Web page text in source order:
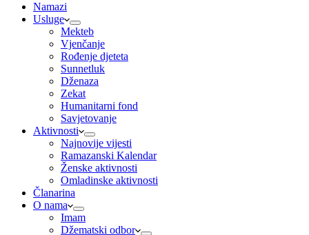
Namazi
Usluge
Mekteb
Vjenčanje
Rođenje djeteta
Sunnetluk
Dženaza
Zekat
Humanitarni fond
Savjetovanje
Aktivnosti
Najnovije vijesti
Ramazanski Kalendar
Ženske aktivnosti
Omladinske aktivnosti
Članarina
O nama
Imam
Džematski odbor